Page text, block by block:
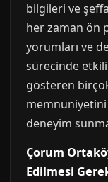
bilgileri ve
her zaman ön
yorumları ve
sürecinde
gösteren
deneyim
Çorum
Edilmesi